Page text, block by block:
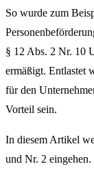
So wurde zum
§ 12 Abs. 2 Nr. 10
ermäßigt. Entlastet
für den
Vorteil sein.
In diesem Artikel
und Nr. 2 eingehen.